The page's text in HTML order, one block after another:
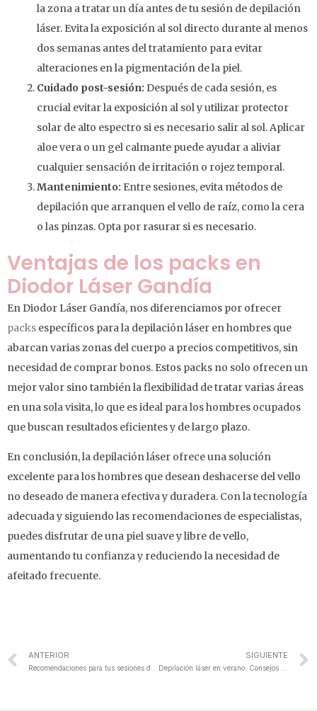
la zona a tratar un día antes de tu sesión de depilación
láser. Evita la exposición al sol directo durante al menos
dos semanas antes del tratamiento para evitar
alteraciones en la pigmentación de la piel.
Cuidado post-sesión: Después de cada sesión, es
crucial evitar la exposición al sol y utilizar protector
solar de alto espectro si es necesario salir al sol. Aplicar
aloe vera o un gel calmante puede ayudar a aliviar
cualquier sensación de irritación o rojez temporal.
Mantenimiento: Entre sesiones, evita métodos de
depilación que arranquen el vello de raíz, como la cera
o las pinzas. Opta por rasurar si es necesario.
Ventajas de los packs en
Diodor Láser Gandía
En Diodor Láser Gandía, nos diferenciamos por ofrecer
packs específicos para la depilación láser en hombres que
abarcan varias zonas del cuerpo a precios competitivos, sin
necesidad de comprar bonos. Estos packs no solo ofrecen un
mejor valor sino también la flexibilidad de tratar varias áreas
en una sola visita, lo que es ideal para los hombres ocupados
que buscan resultados eficientes y de largo plazo.
En conclusión, la depilación láser ofrece una solución
excelente para los hombres que desean deshacerse del vello
no deseado de manera efectiva y duradera. Con la tecnología
adecuada y siguiendo las recomendaciones de especialistas,
puedes disfrutar de una piel suave y libre de vello,
aumentando tu confianza y reduciendo la necesidad de
afeitado frecuente.
ANTERIOR SIGUIENTE